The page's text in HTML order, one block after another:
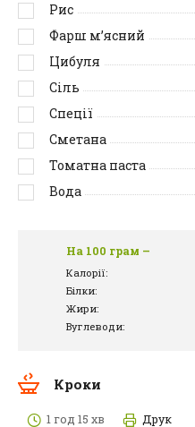
Рис
Фарш м’ясний
Цибуля
Сіль
Спеції
Сметана
Томатна паста
Вода
На 100 грам –
Калорії:
Білки:
Жири:
Вуглеводи:
Кроки
1 год 15 хв Друк